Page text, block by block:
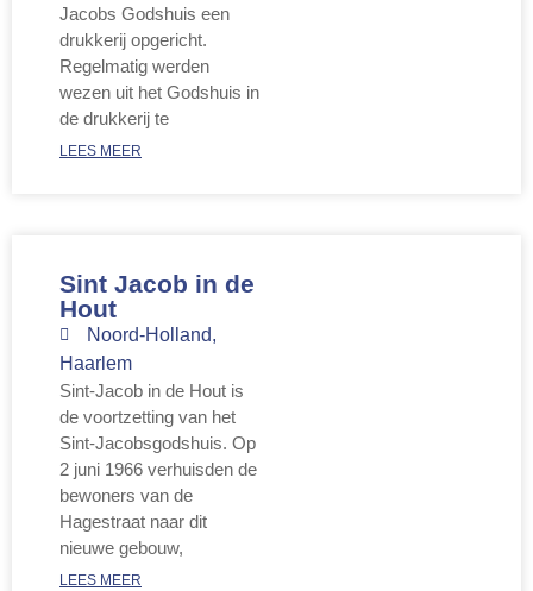
Jacobs Godshuis een
drukkerij opgericht.
Regelmatig werden
wezen uit het Godshuis in
de drukkerij te
LEES MEER
Sint Jacob in de
Hout
Noord-Holland,
Haarlem
Sint-Jacob in de Hout is
de voortzetting van het
Sint-Jacobsgodshuis. Op
2 juni 1966 verhuisden de
bewoners van de
Hagestraat naar dit
nieuwe gebouw,
LEES MEER